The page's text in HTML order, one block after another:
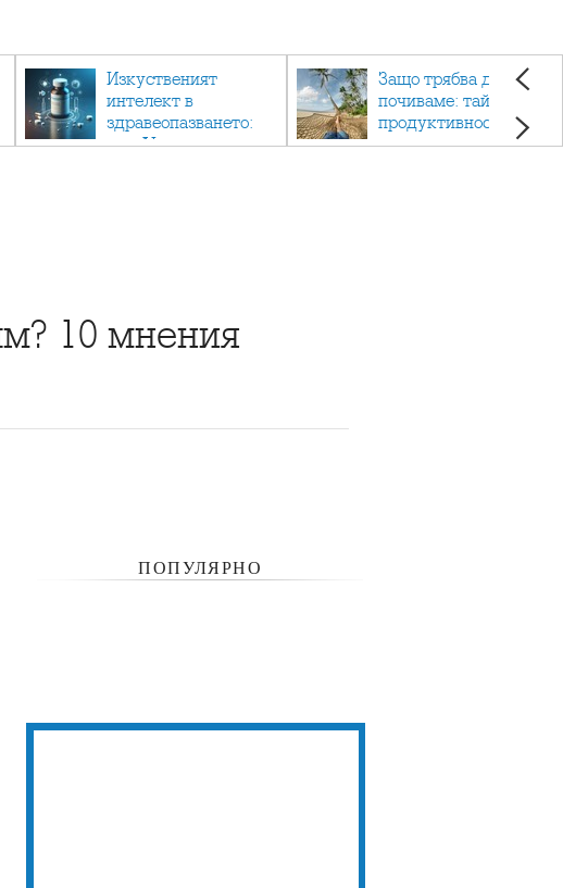
Изкуственият
интелект в
здравеопазването:
как AI променя
Защо трябва да си
почиваме: тайната на
продуктивността,
здравето и добрия
10 мнения
ПОПУЛЯРНО